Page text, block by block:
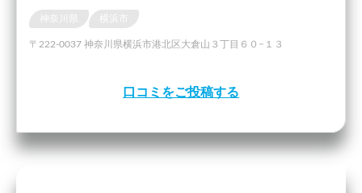
〒222-0037 神奈川県横浜市港北区大倉山３丁目６０−１３
口コミをご投稿する